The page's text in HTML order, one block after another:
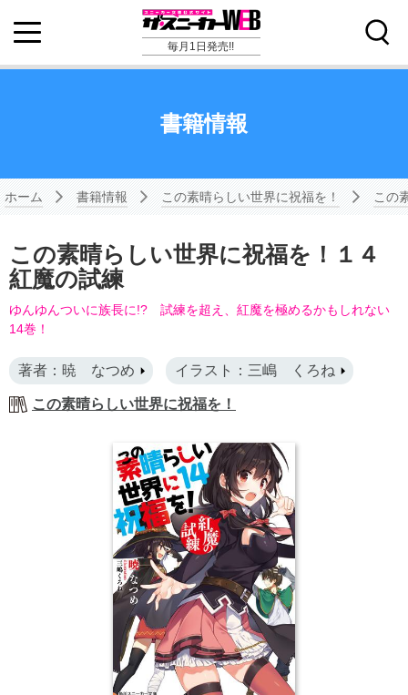
毎月1日発売!!
書籍情報
ホーム 書籍情報 この素晴らしい世界に祝福を！ この
この素晴らしい世界に祝福を！１４
紅魔の試練
ゆんゆんついに族長に!? 試練を超え、紅魔を極めるかもしれない
14巻！
著者：暁 なつめ イラスト：三嶋 くろね
この素晴らしい世界に祝福を！